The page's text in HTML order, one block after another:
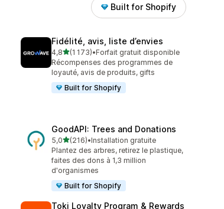
Built for Shopify
Fidélité, avis, liste d’envies
4,8étoile(s) sur 5
(1 173)
1173 avis au total
•Forfait gratuit disponible
Récompenses des programmes de
loyauté, avis de produits, gifts
Built for Shopify
GoodAPI: Trees and Donations
5,0étoile(s) sur 5
(216)
216 avis au total
•Installation gratuite
Plantez des arbres, retirez le plastique,
faites des dons à 1,3 million
d'organismes
Built for Shopify
Toki Loyalty Program & Rewards